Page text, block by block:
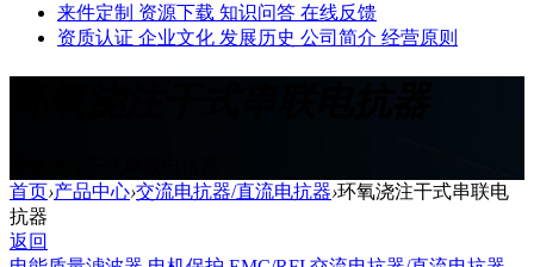
来件定制 资源下载 知识问答 在线反馈
资质认证 企业文化 发展历史 公司简介 经营原则
首页›产品中心›交流电抗器/直流电抗器›环氧浇注干式串联电
抗器
返回